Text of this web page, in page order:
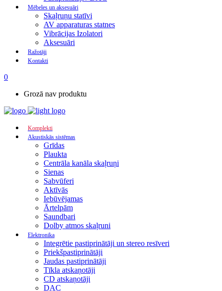
Mēbeles un aksesuāri
Skaļruņu statīvi
AV apparaturas statnes
Vibrācijas Izolatori
Aksesuāri
Ražotāji
Kontakti
0
Grozā nav produktu
Komplekti
Akustiskās sistēmas
Grīdas
Plaukta
Centrāla kanāla skaļruņi
Sienas
Sabvūferi
Aktīvās
Iebūvējamas
Ārtelpām
Saundbari
Dolby atmos skaļruni
Elektronika
Integrētie pastiprinātāji un stereo resīveri
Priekšpastiprinātāji
Jaudas pastiprinātāji
Tīkla atskaņotāji
CD atskaņotāji
DAC